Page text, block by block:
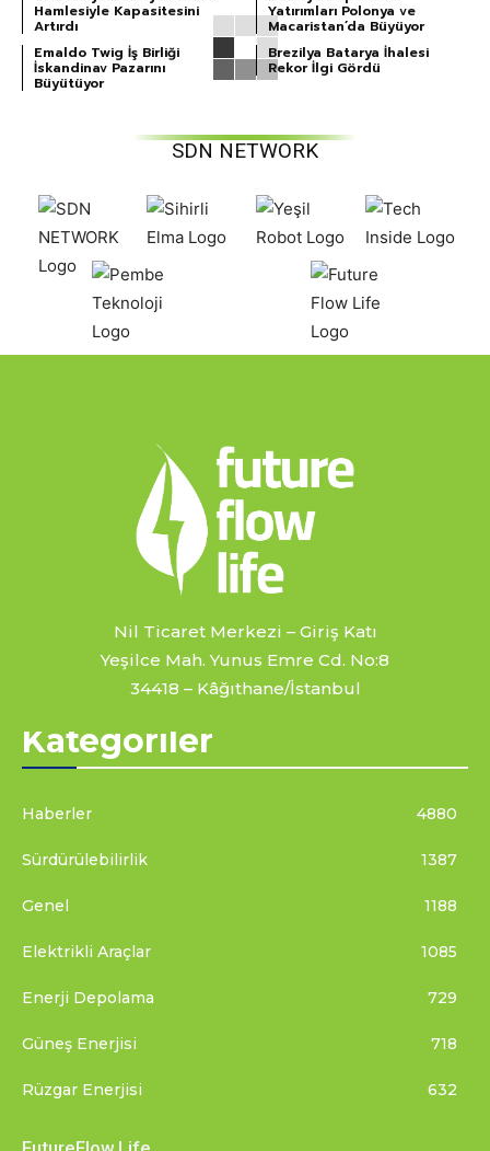
Hamlesiyle Kapasitesini
Artırdı
Yatırımları Polonya ve
Macaristan’da Büyüyor
Emaldo Twig İş Birliği
İskandinav Pazarını
Büyütüyor
Brezilya Batarya İhalesi
Rekor İlgi Gördü
SDN NETWORK
Nil Ticaret Merkezi – Giriş Katı
Yeşilce Mah. Yunus Emre Cd. No:8
34418 – Kâğıthane/İstanbul
Kategoriler
Haberler 4880
Sürdürülebilirlik 1387
Genel 1188
Elektrikli Araçlar 1085
Enerji Depolama 729
Güneş Enerjisi 718
Rüzgar Enerjisi 632